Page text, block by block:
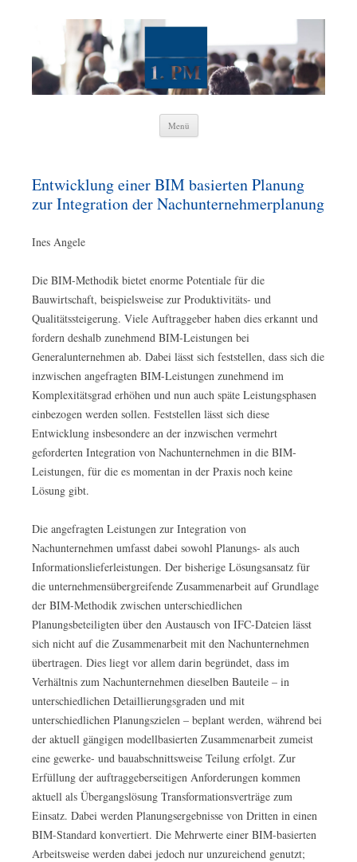
1. Wissenschaftliche Vereinigung
Projektmanagement e. V.
Menü Zum
springen
Entwicklung einer BIM basierten Planung
zur Integration der Nachunternehmerplanung
Ines Angele
Die BIM-Methodik bietet enorme Potentiale für die
Bauwirtschaft, beispielsweise zur Produktivitäts- und
Qualitätssteigerung. Viele Auftraggeber haben dies erkannt und
fordern deshalb zunehmend BIM-Leistungen bei
Generalunternehmen ab. Dabei lässt sich feststellen, dass sich die
inzwischen angefragten BIM-Leistungen zunehmend im
Komplexitätsgrad erhöhen und nun auch späte Leistungsphasen
einbezogen werden sollen. Feststellen lässt sich diese
Entwicklung insbesondere an der inzwischen vermehrt
geforderten Integration von Nachunternehmen in die BIM-
Leistungen, für die es momentan in der Praxis noch keine
Lösung gibt.
Die angefragten Leistungen zur Integration von
Nachunternehmen umfasst dabei sowohl Planungs- als auch
Informationslieferleistungen. Der bisherige Lösungsansatz für
die unternehmensübergreifende Zusammenarbeit auf Grundlage
der BIM-Methodik zwischen unterschiedlichen
Planungsbeteiligten über den Austausch von IFC-Dateien lässt
sich nicht auf die Zusammenarbeit mit den Nachunternehmen
übertragen. Dies liegt vor allem darin begründet, dass im
Verhältnis zum Nachunternehmen dieselben Bauteile – in
unterschiedlichen Detaillierungsgraden und mit
unterschiedlichen Planungszielen – beplant werden, während bei
der aktuell gängigen modellbasierten Zusammenarbeit zumeist
eine gewerke- und bauabschnittsweise Teilung erfolgt. Zur
Erfüllung der auftraggeberseitigen Anforderungen kommen
aktuell als Übergangslösung Transformationsverträge zum
Einsatz. Dabei werden Planungsergebnisse von Dritten in einen
BIM-Standard konvertiert. Die Mehrwerte einer BIM-basierten
Arbeitsweise werden dabei jedoch nur unzureichend genutzt;